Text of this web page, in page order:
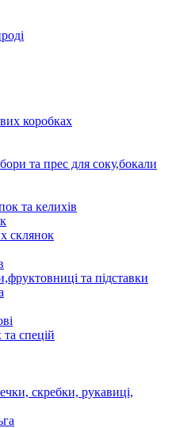
коробках
та прес для соку,бокали
та келихів
склянок
та підставки
спецій
скребки, рукавиці,